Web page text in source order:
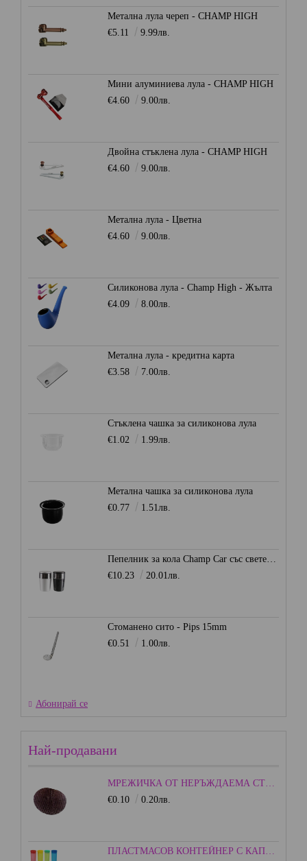
Метална лула череп - CHAMP HIGH
€5.11
9.99лв.
Мини алуминиева лула - CHAMP HIGH
€4.60
9.00лв.
Двойна стъклена лула - CHAMP HIGH
€4.60
9.00лв.
Метална лула - Цветна
€4.60
9.00лв.
Силиконова лула - Champ High - Жълта
€4.09
8.00лв.
Метална лула - кредитна карта
€3.58
7.00лв.
Стъклена чашка за силиконова лула
€1.02
1.99лв.
Метална чашка за силиконова лула
€0.77
1.51лв.
Пепелник за кола Champ Car със светеща LED светлина
€10.23
20.01лв.
Стоманено сито - Pips 15mm
€0.51
1.00лв.
Абонирай се
Най-продавани
МРЕЖИЧКА ОТ НЕРЪЖДАЕМА СТОМАНА - 15ММ.
€0.10
0.20лв.
ПЛАСТМАСОВ КОНТЕЙНЕР С КАПАЧКА - ЦВЕТЕН